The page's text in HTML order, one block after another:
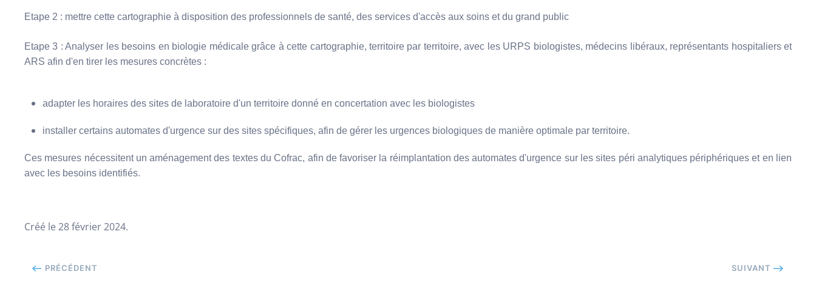
Etape 2 : mettre cette cartographie à disposition des professionnels de santé, des services d'accès aux soins et du grand public
Etape 3 : Analyser les besoins en biologie médicale grâce à cette cartographie, territoire par territoire, avec les URPS biologistes, médecins libéraux, représentants hospitaliers et
ARS afin d'en tirer les mesures concrètes :
adapter les horaires des sites de laboratoire d'un territoire donné en concertation avec les biologistes
installer certains automates d'urgence sur des sites spécifiques, afin de gérer les urgences biologiques de manière optimale par territoire.
Ces mesures nécessitent un aménagement des textes du Cofrac, afin de favoriser la réimplantation des automates d'urgence sur les sites péri analytiques périphériques et en lien
avec les besoins identifiés.
Créé le 28 février 2024.
PRÉCÉDENT SUIVANT